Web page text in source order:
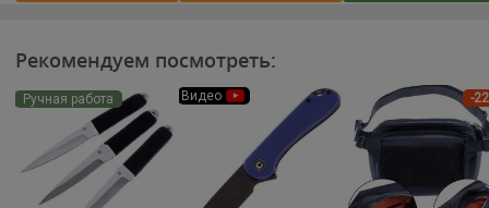
Рекомендуем посмотреть:
Ручная работа Видео -